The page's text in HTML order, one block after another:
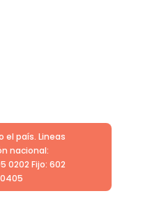
el país. Lineas
nacional:
0202 Fijo: 602